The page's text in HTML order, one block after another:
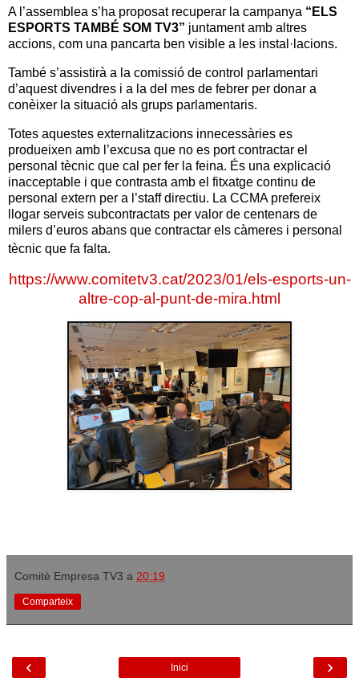
A l’assemblea s’ha proposat recuperar la campanya “ELS
ESPORTS TAMBÉ SOM TV3” juntament amb altres
accions, com una pancarta ben visible a les instal·lacions.
També s’assistirà a la comissió de control parlamentari
d’aquest divendres i a la del mes de febrer per donar a
conèixer la situació als grups parlamentaris.
Totes aquestes externalitzacions innecessàries es
produeixen amb l’excusa que no es port contractar el
personal tècnic que cal per fer la feina. És una explicació
inacceptable i que contrasta amb el fitxatge continu de
personal extern per a l’staff directiu. La CCMA prefereix
llogar serveis subcontractats per valor de centenars de
milers d’euros abans que contractar els càmeres i personal
tècnic que fa falta.
https://www.comitetv3.cat/2023/01/els-esports-un-
altre-cop-al-punt-de-mira.html
Comitè Empresa TV3 a 20:19
Comparteix
‹ ›
Inici